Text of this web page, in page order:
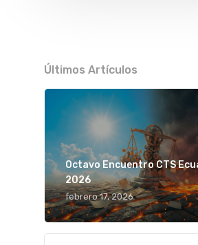
Últimos Artículos
Octavo Encuentro CTS
2026
febrero 17, 2026